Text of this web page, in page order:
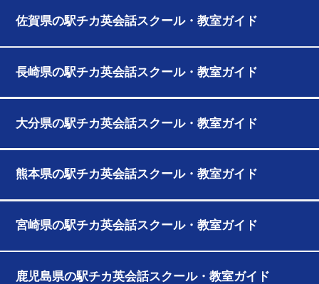
佐賀県の駅チカ英会話スクール・教室ガイド
長崎県の駅チカ英会話スクール・教室ガイド
大分県の駅チカ英会話スクール・教室ガイド
熊本県の駅チカ英会話スクール・教室ガイド
宮崎県の駅チカ英会話スクール・教室ガイド
鹿児島県の駅チカ英会話スクール・教室ガイド